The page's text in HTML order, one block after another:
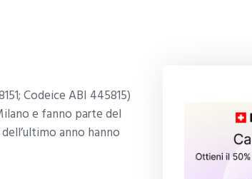
Codeice ABI 445815)
e fanno parte del
anno hanno